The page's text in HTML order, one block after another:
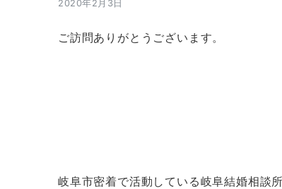
2020年2月3日
ご訪問ありがとうございます。
岐阜市密着で活動している岐阜結婚相談